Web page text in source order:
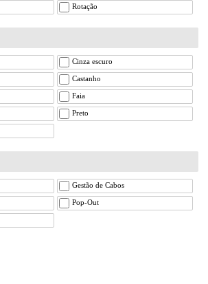
Rotação
Cinza escuro
Castanho
Faia
Preto
Gestão de Cabos
Pop-Out